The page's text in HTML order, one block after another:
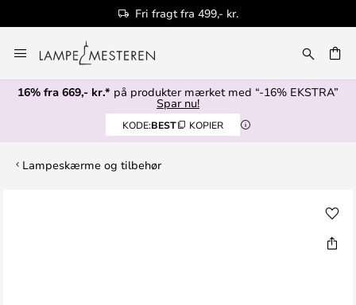
Fri fragt fra 499,- kr.
to
Content
16% fra 669,- kr.* på produkter mærket med “-16% EKSTRA”
Spar nu!
KODE:BEST KOPIER
Lampeskærme og tilbehør